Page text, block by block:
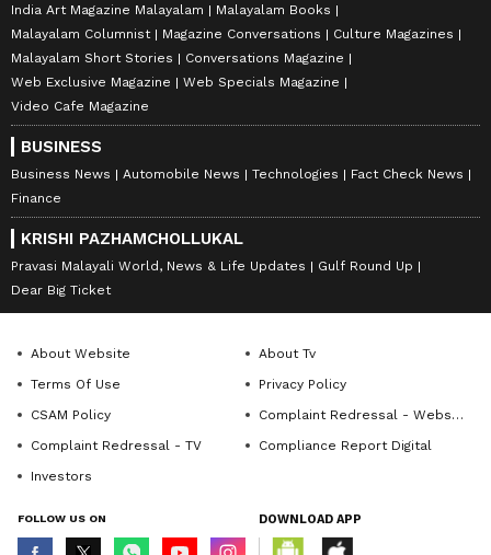
India Art Magazine Malayalam
Malayalam Books
Malayalam Columnist
Magazine Conversations
Culture Magazines
Malayalam Short Stories
Conversations Magazine
Web Exclusive Magazine
Web Specials Magazine
Video Cafe Magazine
BUSINESS
Business News Automobile News Technologies
Fact Check News
Finance
KRISHI PAZHAMCHOLLUKAL
Pravasi Malayali World, News & Life Updates
Gulf Round Up
Dear Big Ticket
About Website
About Tv
Terms Of Use
Privacy Policy
CSAM Policy
Complaint Redressal - Website
Complaint Redressal - TV
Compliance Report Digital
Investors
FOLLOW US ON DOWNLOAD APP